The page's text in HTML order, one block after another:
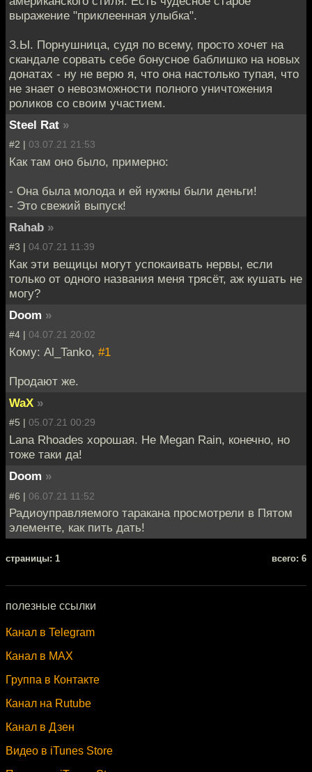
выражение "приклеенная улыбка".
З.Ы. Порнушница, судя по всему, просто хочет на
скандале сорвать себе бонусное баблишко на новых
донатах - ну не верю я, что она настолько тупая, что
не знает о невозможности полного уничтожения
роликов со своим участием.
Steel Rat »
#2 | 03.07.21 21:53
Как там оно было, примерно:
- Она была молода и ей нужны были деньги!
- Это свежий выпуск!
Rahab »
#3 | 04.07.21 11:39
Как эти вещицы могут успокаивать нервы, если
только от одного названия меня трясёт, аж кушать не
могу?
Doom »
#4 | 04.07.21 20:02
Кому: Al_Tanko, #1
Продают же.
WaX »
#5 | 05.07.21 00:29
Lana Rhoades хорошая. Не Megan Rain, конечно, но
тоже таки да!
Doom »
#6 | 06.07.21 11:52
Радиоуправляемого таракана просмотрели в Пятом
элементе, как пить дать!
cтраницы: 1 всего: 6
полезные ссылки
Канал в Telegram
Канал в MAX
Группа в Контакте
Канал на Rutube
Канал в Дзен
Видео в iTunes Store